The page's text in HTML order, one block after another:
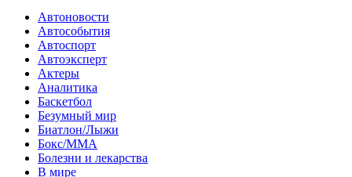
Автоновости
Автособытия
Автоспорт
Автоэксперт
Актеры
Аналитика
Баскетбол
Безумный мир
Биатлон/Лыжи
Бокс/MMA
Болезни и лекарства
В мире